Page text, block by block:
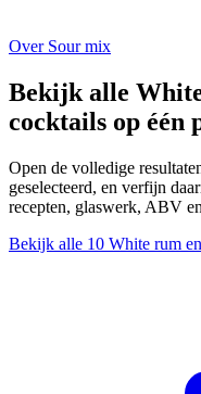
Over Sour mix
Bekijk alle
cocktails op één
Open de volledige
geselecteerd, en verfijn
recepten, glaswerk, ABV
Bekijk alle 10 White rum